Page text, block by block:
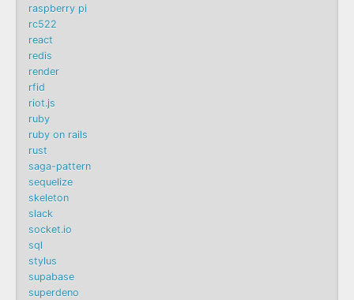
raspberry pi
rc522
react
redis
render
rfid
riot.js
ruby
ruby on rails
rust
saga-pattern
sequelize
skeleton
slack
socket.io
sql
stylus
supabase
superdeno